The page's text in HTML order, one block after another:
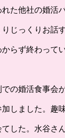
た他社の婚
じっくりお話
らず終わってい
の婚活食事会
しました。趣
した。水谷さ